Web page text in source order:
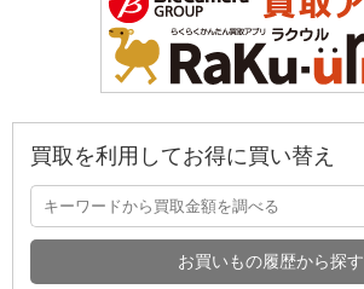
買取を利用してお得に買い替え
お買いもの履歴から探す